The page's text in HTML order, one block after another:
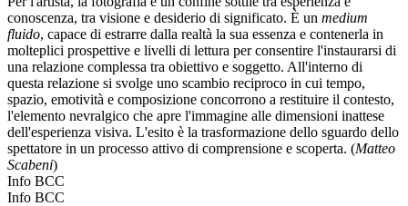
conoscenza, tra visione e desiderio di significato. È un medium
fluido, capace di estrarre dalla realtà la sua essenza e contenerla in
molteplici prospettive e livelli di lettura per consentire l'instaurarsi di
una relazione complessa tra obiettivo e soggetto. All'interno di
questa relazione si svolge uno scambio reciproco in cui tempo,
spazio, emotività e composizione concorrono a restituire il contesto,
l'elemento nevralgico che apre l'immagine alle dimensioni inattese
dell'esperienza visiva. L'esito è la trasformazione dello sguardo dello
spettatore in un processo attivo di comprensione e scoperta. (Matteo
Scabeni)
Info BCC
Info BCC